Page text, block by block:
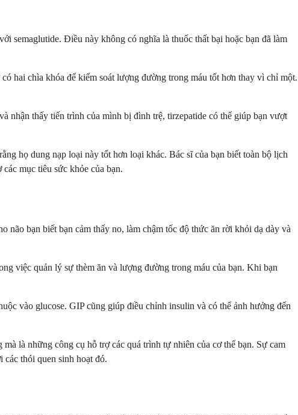
semaglutide. Điều này không có nghĩa là thuốc thất bại hoặc bạn đã làm
hai chìa khóa để kiểm soát lượng đường trong máu tốt hơn thay vì chỉ một.
nhận thấy tiến trình của mình bị đình trệ, tirzepatide có thể giúp bạn vượt
họ dung nạp loại này tốt hơn loại khác. Bác sĩ của bạn biết toàn bộ lịch
mục tiêu sức khỏe của bạn.
não bạn biết bạn cảm thấy no, làm chậm tốc độ thức ăn rời khỏi dạ dày và
việc quản lý sự thèm ăn và lượng đường trong máu của bạn. Khi bạn
vào glucose. GIP cũng giúp điều chỉnh insulin và có thể ảnh hưởng đến
là những công cụ hỗ trợ các quá trình tự nhiên của cơ thể bạn. Sự cam
thói quen sinh hoạt đó.